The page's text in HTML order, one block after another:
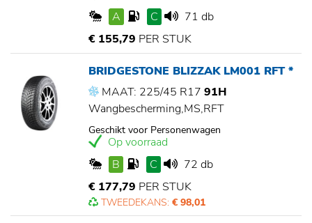
A
C
71 db
€ 155,79 PER STUK
BRIDGESTONE BLIZZAK LM001 RFT *
MAAT: 225/45 R17 91H
Wangbescherming,MS,RFT
Geschikt voor Personenwagen
Op voorraad
B
C
72 db
€ 177,79 PER STUK
TWEEDEKANS: € 98,01